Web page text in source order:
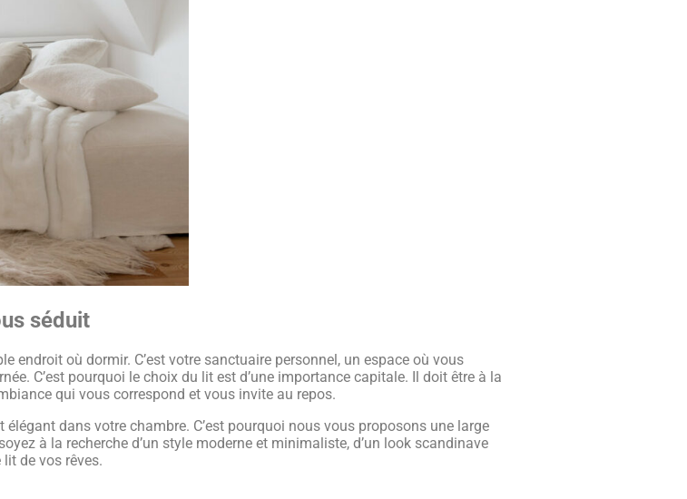
séduit
endroit où dormir. C’est votre sanctuaire personnel, un espace où vous
C’est pourquoi le choix du lit est d’une importance capitale. Il doit être à la
qui vous correspond et vous invite au repos.
dans votre chambre. C’est pourquoi nous vous proposons une large
à la recherche d’un style moderne et minimaliste, d’un look scandinave
de vos rêves.